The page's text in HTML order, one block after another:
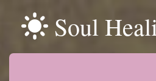
Soul
Home